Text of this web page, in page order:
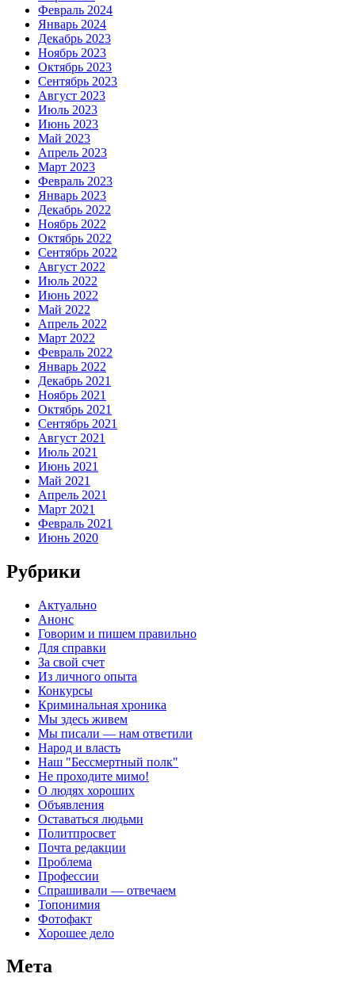
Февраль 2024
Январь 2024
Декабрь 2023
Ноябрь 2023
Октябрь 2023
Сентябрь 2023
Август 2023
Июль 2023
Июнь 2023
Май 2023
Апрель 2023
Март 2023
Февраль 2023
Январь 2023
Декабрь 2022
Ноябрь 2022
Октябрь 2022
Сентябрь 2022
Август 2022
Июль 2022
Июнь 2022
Май 2022
Апрель 2022
Март 2022
Февраль 2022
Январь 2022
Декабрь 2021
Ноябрь 2021
Октябрь 2021
Сентябрь 2021
Август 2021
Июль 2021
Июнь 2021
Май 2021
Апрель 2021
Март 2021
Февраль 2021
Июнь 2020
Рубрики
Актуально
Анонс
Говорим и пишем правильно
Для справки
За свой счет
Из личного опыта
Конкурсы
Криминальная хроника
Мы здесь живем
Мы писали — нам ответили
Народ и власть
Наш "Бессмертный полк"
Не проходите мимо!
О людях хороших
Объявления
Оставаться людьми
Политпросвет
Почта редакции
Проблема
Профессии
Спрашивали — отвечаем
Топонимия
Фотофакт
Хорошее дело
Мета